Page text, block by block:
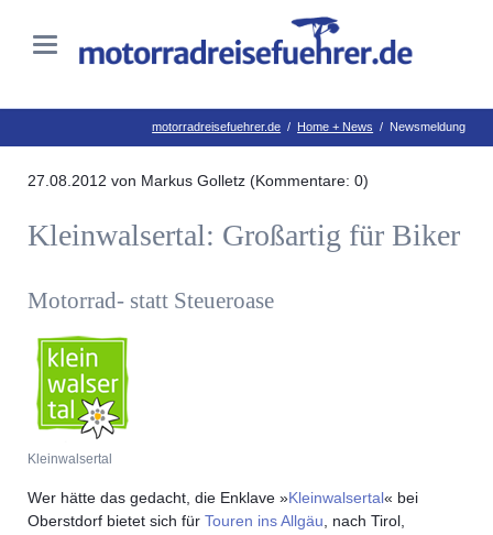
motorradreisefuehrer.de Home + News Newsmeldung
27.08.2012 von Markus Golletz (Kommentare: 0)
Kleinwalsertal: Großartig für Biker
Motorrad- statt Steueroase
Kleinwalsertal
Wer hätte das gedacht, die Enklave »Kleinwalsertal« bei
Oberstdorf bietet sich für Touren ins Allgäu, nach Tirol,